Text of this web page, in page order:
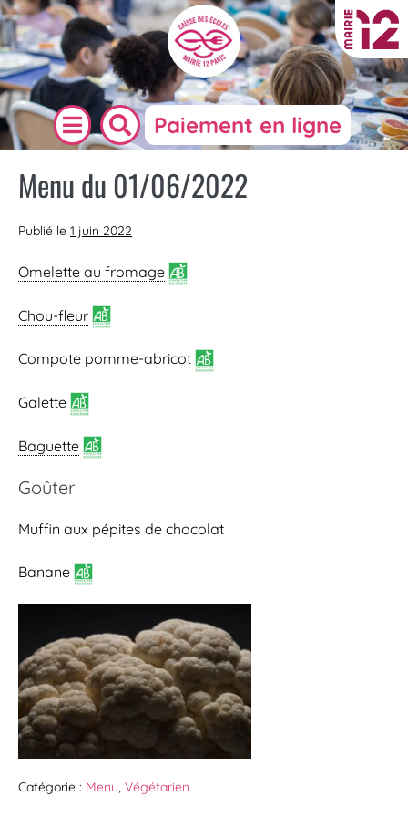
Paiement en ligne
Menu du 01/06/2022
Publié le 1 juin 2022
Omelette au fromage
Chou-fleur
Compote pomme-abricot
Galette
Baguette
Goûter
Muffin aux pépites de chocolat
Banane
Catégorie : Menu, Végétarien